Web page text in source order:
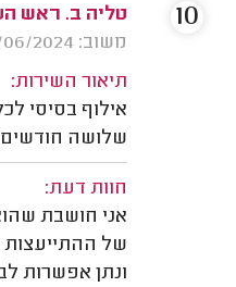
טליה ב. ראש
משוב: 07/06/2024
תיאור השירות:
אילוף בסיסי
שלושה חודשים
חוות דעת:
אני חושבת
של ההתייעצות
ונתן אפשרות
10